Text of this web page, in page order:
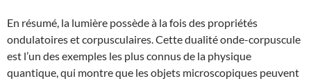
En résumé, la lumière possède à la fois des propriétés
ondulatoires et corpusculaires. Cette dualité onde-corpuscule
est l’un des exemples les plus connus de la physique
quantique, qui montre que les objets microscopiques peuvent